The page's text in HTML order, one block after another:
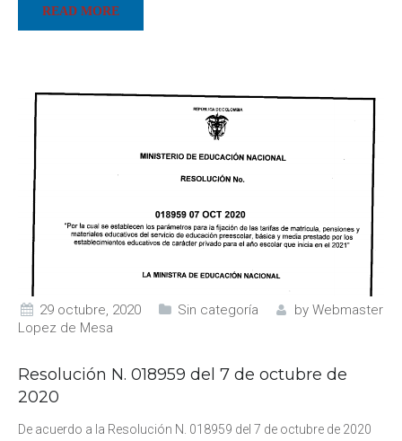
READ MORE
29 octubre, 2020 Sin categoría by Webmaster
Lopez de Mesa
Resolución N. 018959 del 7 de octubre de
2020
De acuerdo a la Resolución N. 018959 del 7 de octubre de 2020